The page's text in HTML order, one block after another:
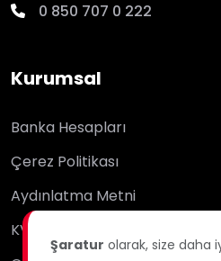
0 850 707 0 222
Kurumsal
Banka Hesapları
Çerez Politikası
Aydınlatma Metni
KVKK
Şaratur olarak, size daha